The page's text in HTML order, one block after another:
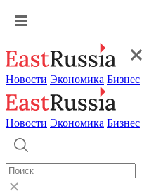
Новости Экономика Бизнес
Новости Экономика Бизнес